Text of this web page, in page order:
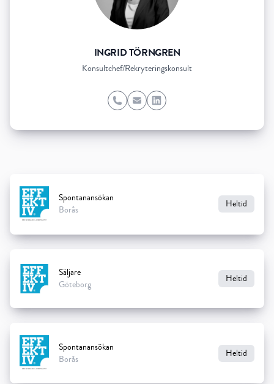
INGRID TÖRNGREN
Konsultchef/Rekryteringskonsult
PhoneEmailLinkedIn
Spontanansökan
Borås
Heltid
Säljare
Göteborg
Heltid
Spontanansökan
Borås
Heltid